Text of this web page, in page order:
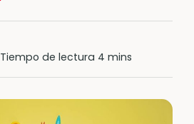
Tiempo de lectura 4 mins